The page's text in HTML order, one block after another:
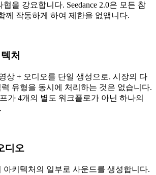
을 강요합니다. Seedance 2.0은 모든 참
께 작동하게 하여 제한을 없앱니다.
처
상 + 오디오를 단일 생성으로. 시장의 다
유형을 동시에 처리하는 것은 없습니다.
가 4개의 별도 워크플로가 아닌 하나의
디오
아키텍처의 일부로 사운드를 생성합니다.